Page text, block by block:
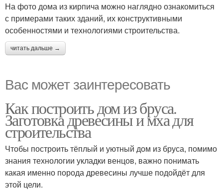
На фото дома из кирпича можно наглядно ознакомиться
с примерами таких зданий, их конструктивными
особенностями и технологиями строительства.
читать дальше →
Вас может заинтересовать
Как построить дом из бруса.
Заготовка древесины и мха для
строительства
Чтобы построить тёплый и уютный дом из бруса, помимо
знания технологии укладки венцов, важно понимать
какая именно порода древесины лучше подойдёт для
этой цели.